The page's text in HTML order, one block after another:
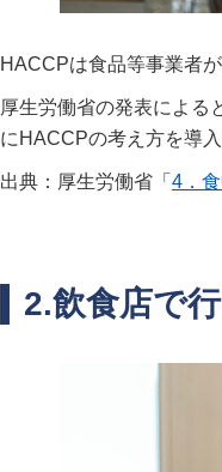
HACCPは食品等事業者
厚生労働省の発表による
にHACCPの考え方を導
出典：厚生労働省「 4．
2.飲食店で